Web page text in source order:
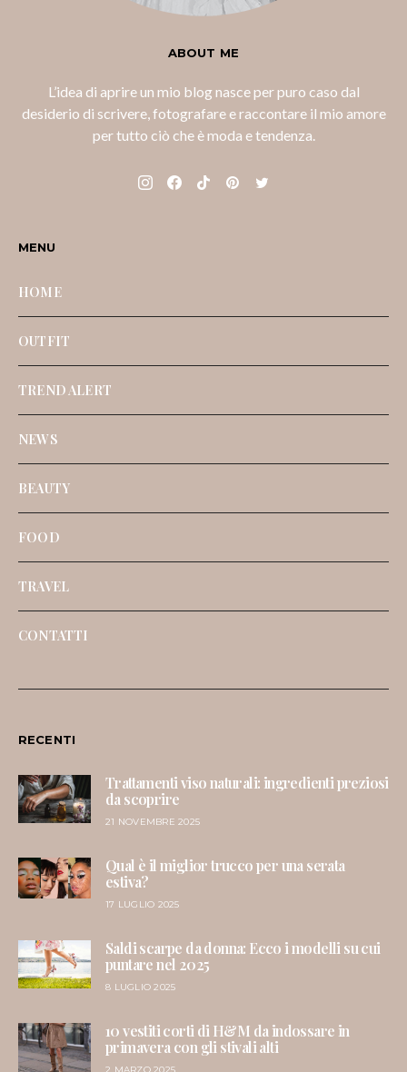
ABOUT ME
L’idea di aprire un mio blog nasce per puro caso dal
desiderio di scrivere, fotografare e raccontare il mio amore
per tutto ciò che è moda e tendenza.
MENU
HOME
OUTFIT
TREND ALERT
NEWS
BEAUTY
FOOD
TRAVEL
CONTATTI
RECENTI
Trattamenti viso naturali: ingredienti preziosi
da scoprire
21 NOVEMBRE 2025
Qual è il miglior trucco per una serata
estiva?
17 LUGLIO 2025
Saldi scarpe da donna: Ecco i modelli su cui
puntare nel 2025
8 LUGLIO 2025
10 vestiti corti di H&M da indossare in
primavera con gli stivali alti
2 MARZO 2025